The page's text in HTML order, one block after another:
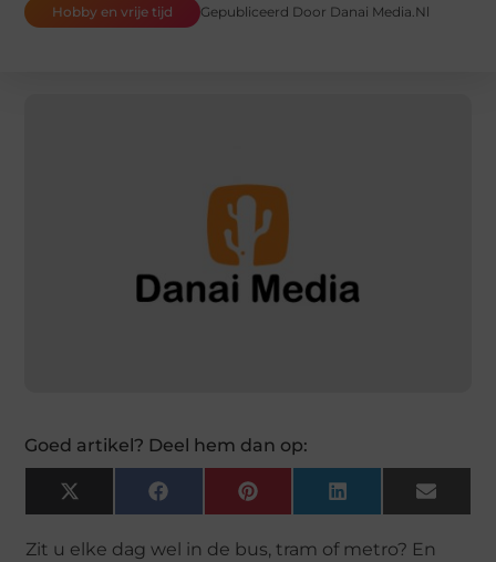
Hobby en vrije tijd Gepubliceerd Door Danai Media.nl
Goed artikel? Deel hem dan op:
X
(Twitter)
FacebookPinterest LinkedIn Email
Zit u elke dag wel in de bus, tram of metro? En